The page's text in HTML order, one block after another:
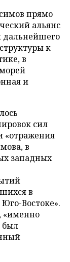
прямо
альянс
дальнейшего
к
в
и
сил
в
западных
в
Востоке».
«именно
был